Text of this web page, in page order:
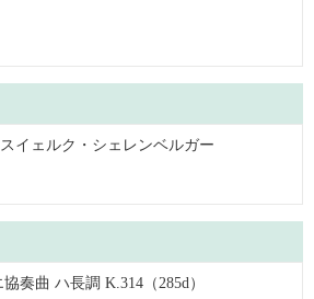
イェルク・シェレンベルガー
奏曲 ハ長調 K.314（285d）